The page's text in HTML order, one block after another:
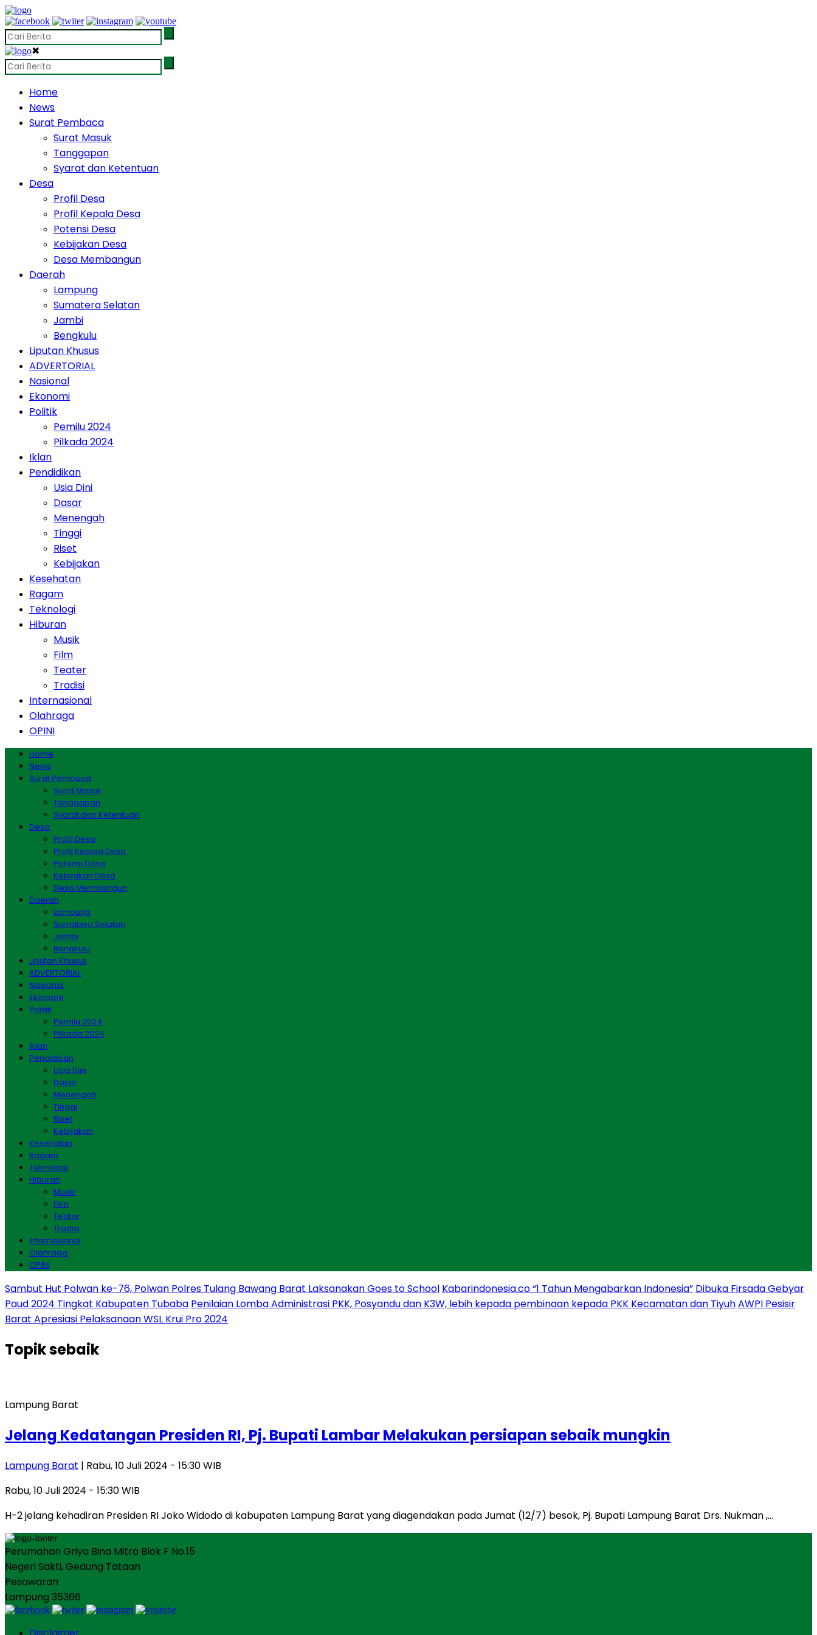
✖
Home
News
Surat Pembaca
Surat Masuk
Tanggapan
Syarat dan Ketentuan
Desa
Profil Desa
Profil Kepala Desa
Potensi Desa
Kebijakan Desa
Desa Membangun
Daerah
Lampung
Sumatera Selatan
Jambi
Bengkulu
Liputan Khusus
ADVERTORIAL
Nasional
Ekonomi
Politik
Pemilu 2024
Pilkada 2024
Iklan
Pendidikan
Usia Dini
Dasar
Menengah
Tinggi
Riset
Kebijakan
Kesehatan
Ragam
Teknologi
Hiburan
Musik
Film
Teater
Tradisi
Internasional
Olahraga
OPINI
Home
News
Surat Pembaca
Surat Masuk
Tanggapan
Syarat dan Ketentuan
Desa
Profil Desa
Profil Kepala Desa
Potensi Desa
Kebijakan Desa
Desa Membangun
Daerah
Lampung
Sumatera Selatan
Jambi
Bengkulu
Liputan Khusus
ADVERTORIAL
Nasional
Ekonomi
Politik
Pemilu 2024
Pilkada 2024
Iklan
Pendidikan
Usia Dini
Dasar
Menengah
Tinggi
Riset
Kebijakan
Kesehatan
Ragam
Teknologi
Hiburan
Musik
Film
Teater
Tradisi
Internasional
Olahraga
OPINI
Sambut Hut Polwan ke-76, Polwan Polres Tulang Bawang Barat Laksanakan Goes to School Kabarindonesia.co “1 Tahun Mengabarkan Indonesia” Dibuka Firsada Gebyar
Paud 2024 Tingkat Kabupaten Tubaba Penilaian Lomba Administrasi PKK, Posyandu dan K3W, lebih kepada pembinaan kepada PKK Kecamatan dan TiyuhAWPI Pesisir
Barat Apresiasi Pelaksanaan WSL Krui Pro 2024
Topiksebaik
Lampung Barat
Jelang Kedatangan Presiden RI, Pj. Bupati Lambar Melakukan persiapan sebaik mungkin
Lampung Barat | Rabu, 10 Juli 2024 - 15:30 WIB
Rabu, 10 Juli 2024 - 15:30 WIB
H-2 jelang kehadiran Presiden RI Joko Widodo di kabupaten Lampung Barat yang diagendakan pada Jumat (12/7) besok, Pj. Bupati Lampung Barat Drs. Nukman ,…
Perumahan Griya Bina Mitra Blok F No.15
Negeri Sakti, Gedung Tataan
Pesawaran
Lampung 35366